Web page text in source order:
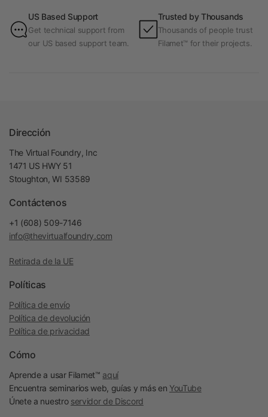
US Based Support
Get technical support from
our US based support team.
Trusted by Thousands
Thousands of people trust
Filamet™ for their projects.
Dirección
The Virtual Foundry, Inc
1471 US HWY 51
Stoughton, WI 53589
Contáctenos
+1 (608) 509-7146
info@thevirtualfoundry.com
Retirada de la UE
Políticas
Política de envío
Política de devolución
Política de privacidad
Cómo
Aprende a usar Filamet™ aquí
Encuentra seminarios web, guías y más en YouTube
Únete a nuestro servidor de Discord